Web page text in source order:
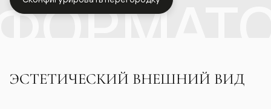
ЭСТЕТИЧЕСКИЙ ВНЕШНИЙ ВИД